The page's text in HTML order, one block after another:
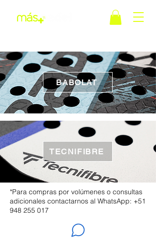
BABOLAT
TECNIFIBRE
*Para compras por volúmenes o consultas
adicionales contactarnos al WhatsApp: +51
948 255 017